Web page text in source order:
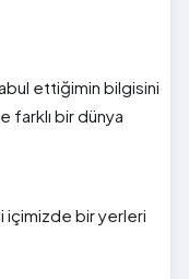
ettiğimin bilgisini
farklı bir dünya
içimizde bir yerleri